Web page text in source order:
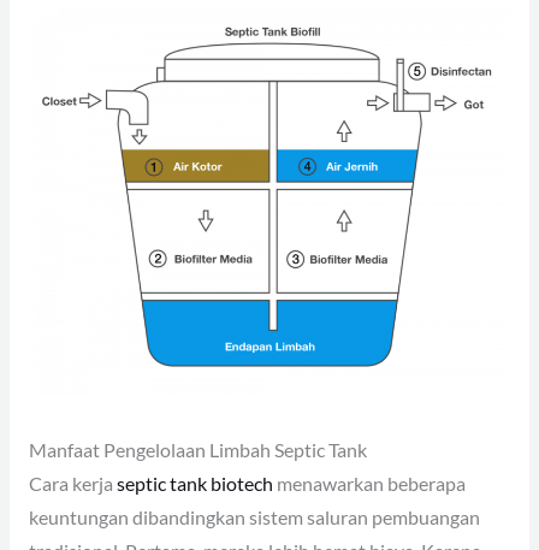
Manfaat Pengelolaan Limbah Septic Tank
Cara kerja septic tank biotech menawarkan beberapa
keuntungan dibandingkan sistem saluran pembuangan